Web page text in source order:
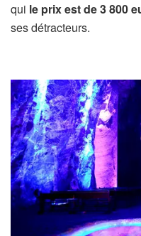
qui le prix est de 3 800
ses détracteurs.